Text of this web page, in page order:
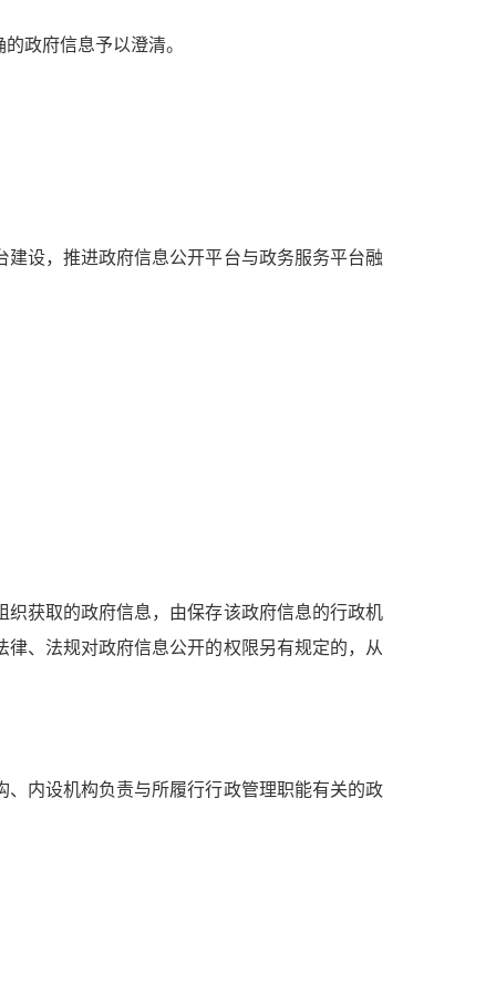
政府信息予以澄清。
设，推进政府信息公开平台与政务服务平台融
获取的政府信息，由保存该政府信息的行政机
、法规对政府信息公开的权限另有规定的，从
内设机构负责与所履行行政管理职能有关的政